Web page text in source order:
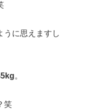
うに思えますし
。
笑